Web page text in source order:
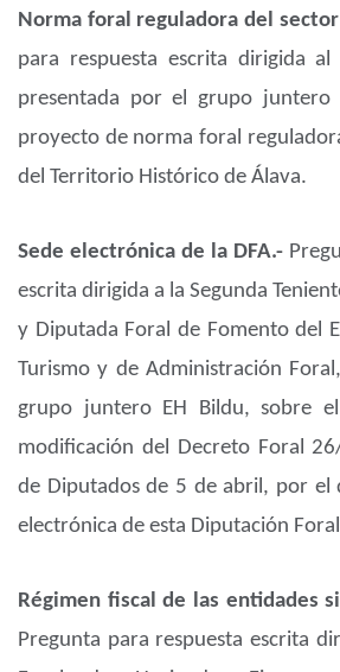
Norma foral reguladora del
para respuesta escrita dirigida al
presentada por el grupo juntero
proyecto de norma foral
del Territorio Histórico de Álava.
Sede electrónica de la DFA.-
escrita dirigida a la Segunda
y Diputada Foral de Fomento del
Turismo y de Administración
grupo juntero EH Bildu, sobre
modificación del Decreto Foral
de Diputados de 5 de abril, por el
electrónica de esta Diputación
Régimen fiscal de las entidades
Pregunta para respuesta escrita